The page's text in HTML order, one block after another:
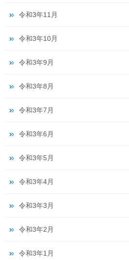
令和3年11月
令和3年10月
令和3年9月
令和3年8月
令和3年7月
令和3年6月
令和3年5月
令和3年4月
令和3年3月
令和3年2月
令和3年1月